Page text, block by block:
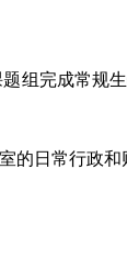
组完成常规
的日常行政和